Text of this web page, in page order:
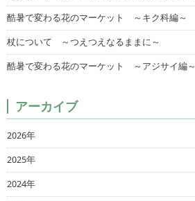
酷暑で変わる花のマーケット ～キク科編～
杖について ～つえつえなるままに～
酷暑で変わる花のマーケット ～アジサイ編～
アーカイブ
2026年
2025年
2024年